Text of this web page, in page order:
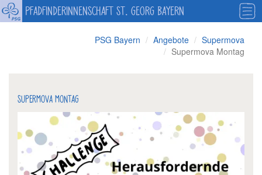
PFADFINDERINNENSCHAFT ST. GEORG BAYERN
PSG Bayern Angebote
Supermova
Supermova Montag
SUPERMOVA MONTAG